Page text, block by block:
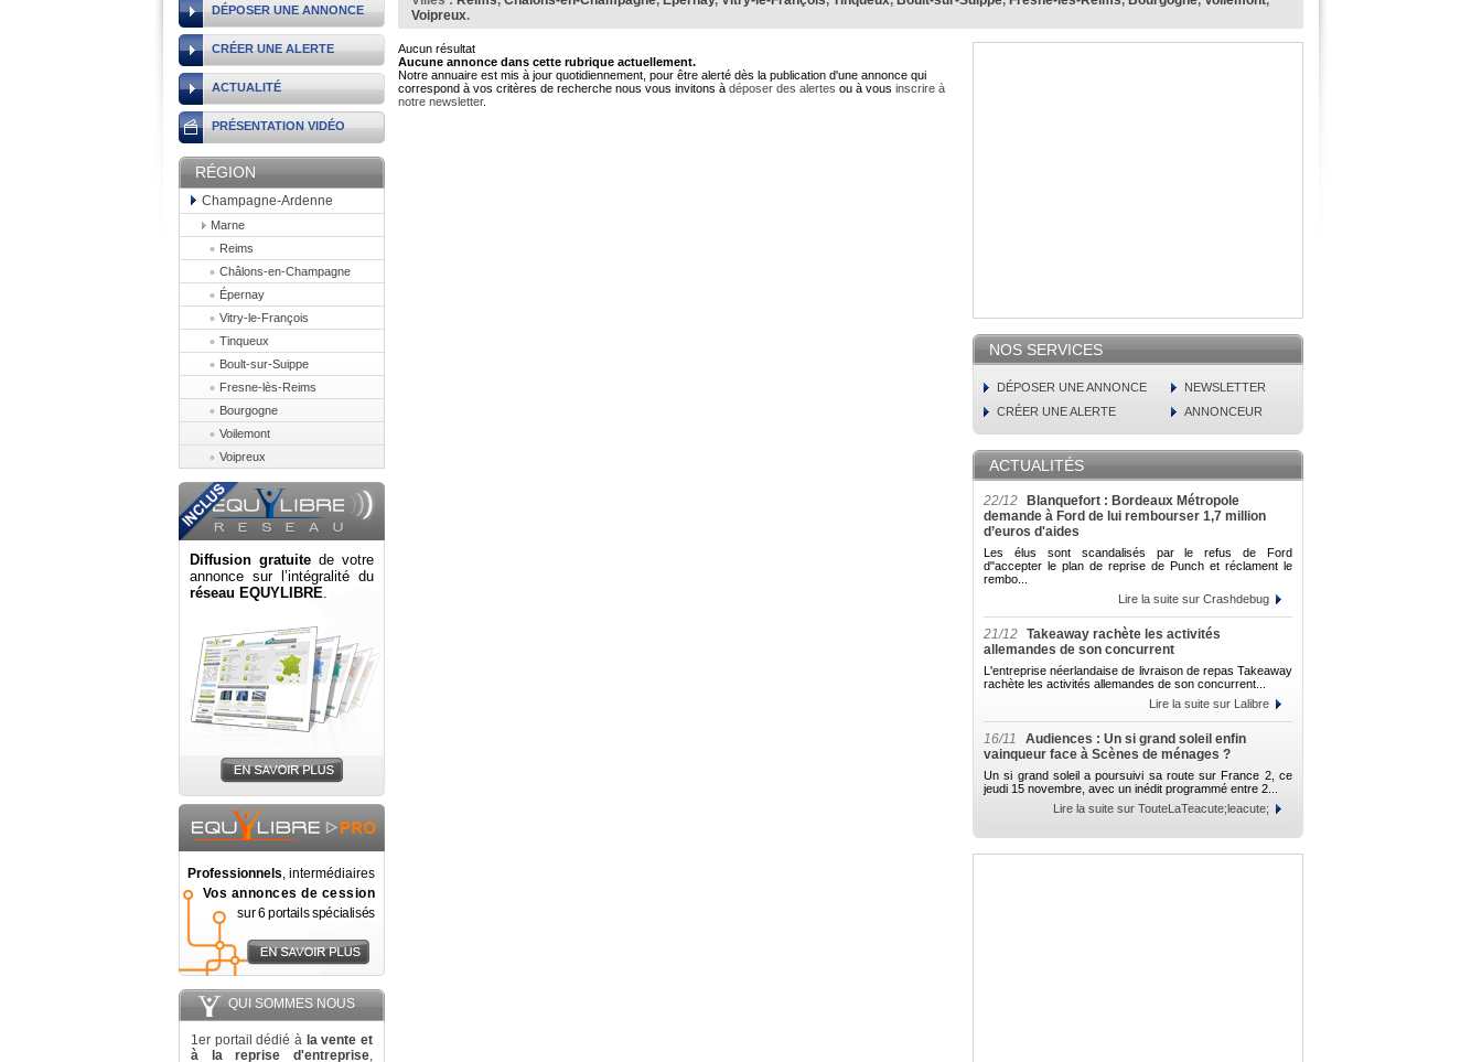
DÉPOSER UNE ANNONCE
CRÉER UNE ALERTE
ACTUALITÉ
PRÉSENTATION VIDÉO
RÉGION
Champagne-Ardenne
Marne
Reims
Châlons-en-Champagne
Épernay
Vitry-le-François
Tinqueux
Boult-sur-Suippe
Fresne-lès-Reims
Bourgogne
Voilemont
Voipreux
Diffusion gratuite de votre
annonce sur l’intégralité du
réseau EQUYLIBRE.
Professionnels, intermédiaires
Vos annonces de cession
sur 6 portails spécialisés
QUI SOMMES NOUS
1er portail dédié à la vente et
à la reprise d'entreprise,
Voipreux.
Aucun résultat
Aucune annonce dans cette rubrique actuellement.
Notre annuaire est mis à jour quotidiennement, pour être alerté dès la publication d'une annonce qui
correspond à vos critères de recherche nous vous invitons à déposer des alertes ou à vous inscrire à
notre newsletter.
NOS SERVICES
DÉPOSER UNE ANNONCE
NEWSLETTER
CRÉER UNE ALERTE
ANNONCEUR
ACTUALITÉS
22/12
Blanquefort : Bordeaux Métropole
demande à Ford de lui rembourser 1,7 million
d’euros d'aides
Les élus sont scandalisés par le refus de Ford
d"accepter le plan de reprise de Punch et réclament le
rembo...
Lire la suite sur Crashdebug
21/12 Takeaway rachète les activités
allemandes de son concurrent
L'entreprise néerlandaise de livraison de repas Takeaway
rachète les activités allemandes de son concurrent...
Lire la suite sur Lalibre
16/11
Audiences : Un si grand soleil enfin
vainqueur face à Scènes de ménages ?
Un si grand soleil a poursuivi sa route sur France 2, ce
jeudi 15 novembre, avec un inédit programmé entre 2...
Lire la suite sur TouteLaTeacute;leacute;